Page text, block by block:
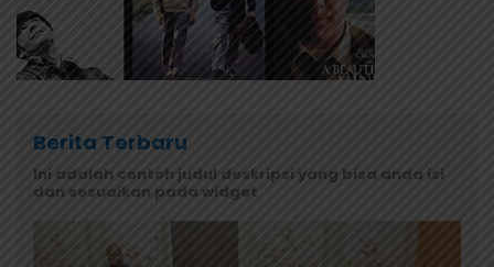
Berita Terbaru
Ini adalah contoh judul deskripsi yang bisa anda isi
dan sesuaikan pada widget